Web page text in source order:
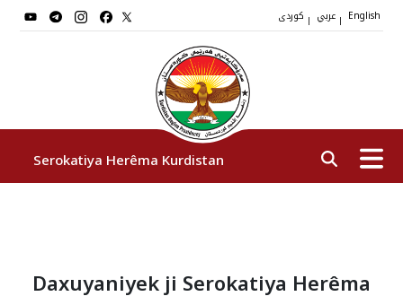
| | English
Serokatiya Herêma Kurdistan
Cîgirên Serok
Daxuyaniyek ji Serokatiya Herêma